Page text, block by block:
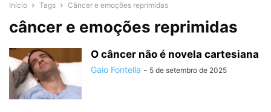
Início Tags Câncer e emoções reprimidas
câncer e emoções reprimidas
O câncer não é novela cartesiana
Gaio Fontella - 5 de setembro de 2025